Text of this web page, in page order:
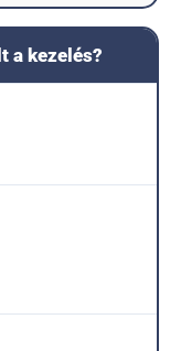
a kezelés?